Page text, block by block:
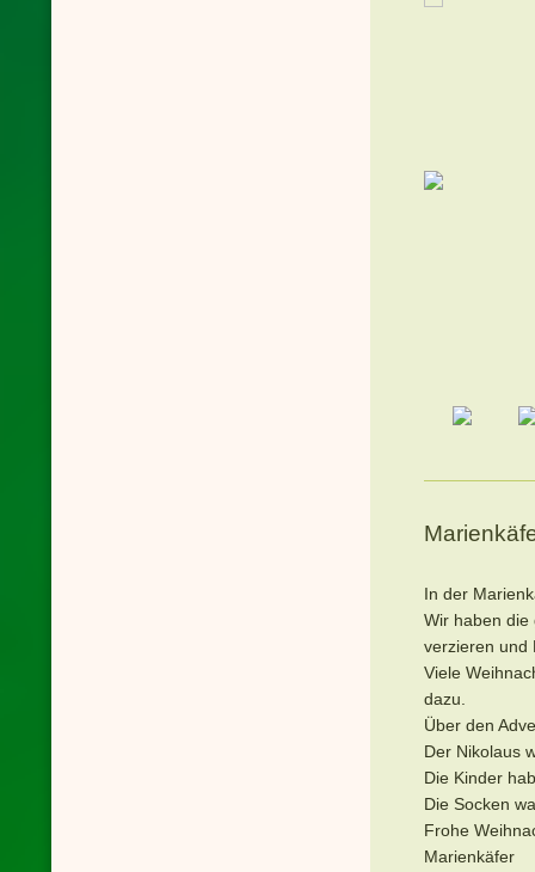
In der
Wir haben die
verzieren
Viele
dazu.
Über den
Der Nikolaus
Die Kinder
Die Socken
Frohe
Marienkäfer